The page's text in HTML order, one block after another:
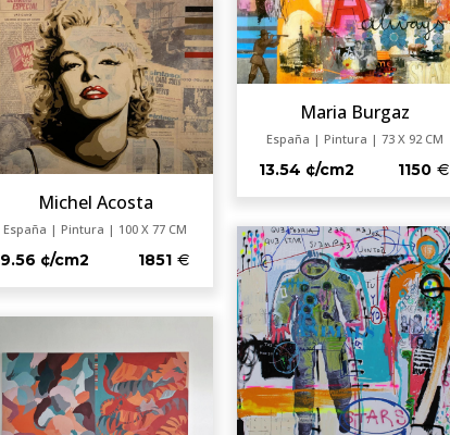
Maria Burgaz
España | Pintura | 73 X 92 CM
13.54 ¢/cm2 1150
Michel Acosta
España | Pintura | 100 X 77 CM
9.56 ¢/cm2 1851